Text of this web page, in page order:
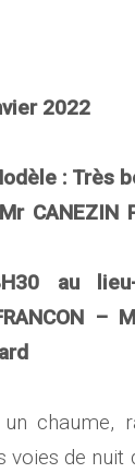
2022
: Très
CANEZIN
au
–
chaume,
voies de nuit